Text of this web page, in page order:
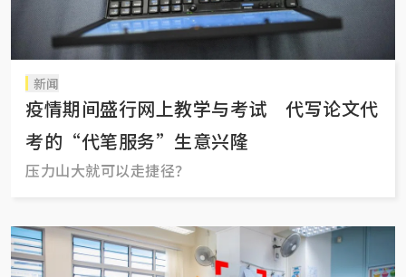
新闻
疫情期间盛行网上教学与考试 代写论文代
考的“代笔服务”生意兴隆
压力山大就可以走捷径？